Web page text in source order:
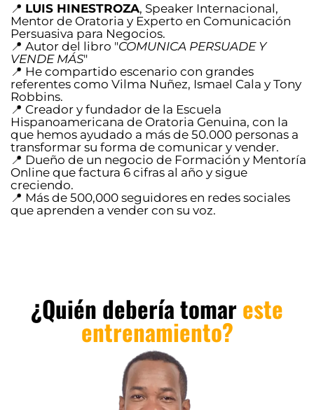
📍 LUIS HINESTROZA, Speaker Internacional,
Mentor de Oratoria y Experto en Comunicación
Persuasiva para Negocios.
📍 Autor del libro "COMUNICA PERSUADE Y
VENDE MÁS"
📍 He compartido escenario con grandes
referentes como Vilma Nuñez, Ismael Cala y Tony
Robbins.
📍 Creador y fundador de la Escuela
Hispanoamericana de Oratoria Genuina, con la
que hemos ayudado a más de 50.000 personas a
transformar su forma de comunicar y vender.
📍 Dueño de un negocio de Formación y Mentoría
Online que factura 6 cifras al año y sigue
creciendo.
📍 Más de 500,000 seguidores en redes sociales
que aprenden a vender con su voz.
¿Quién debería tomar este
entrenamiento?